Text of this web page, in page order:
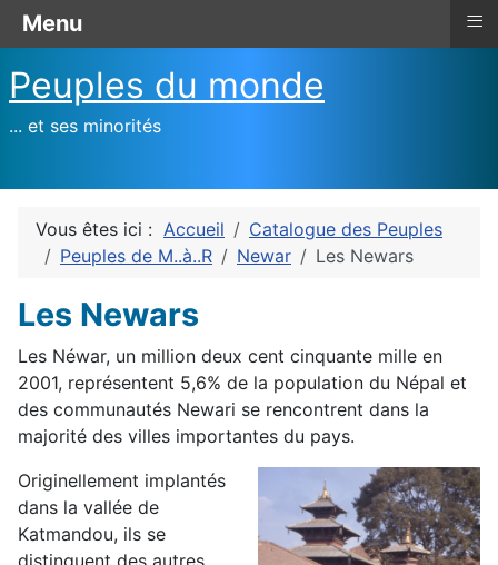
Peuples du monde
... et ses minorités
Vous êtes ici : Accueil
Catalogue des Peuples
Peuples de M..à..R
Newar Les Newars
Les Newars
Les Néwar, un million deux cent cinquante mille en
2001, représentent 5,6% de la population du Népal et
des communautés Newari se rencontrent dans la
majorité des villes importantes du pays.
Originellement implantés
dans la vallée de
Katmandou, ils se
distinguent des autres
Menu ≡